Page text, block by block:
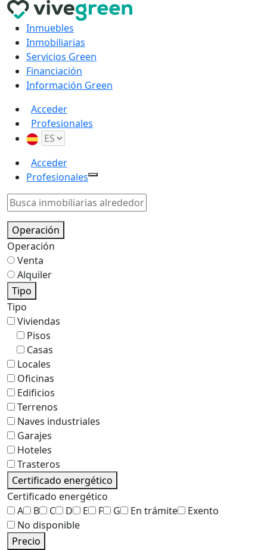
Inmuebles
Inmobiliarias
Servicios Green
Financiación
Información Green
Acceder
Profesionales
Acceder
Profesionales
Operación
Operación
Venta
Alquiler
Tipo
Tipo
Viviendas
Pisos
Casas
Locales
Oficinas
Edificios
Terrenos
Naves industriales
Garajes
Hoteles
Trasteros
Certificado energético
Certificado energético
A
B C D E F G En trámite
Exento
No disponible
Precio